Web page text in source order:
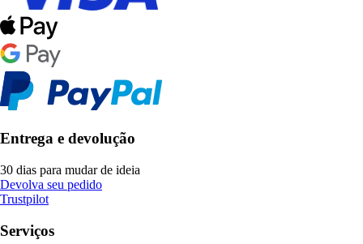
Entrega e devolução
30 dias para mudar de ideia
Devolva seu pedido
Trustpilot
Serviços